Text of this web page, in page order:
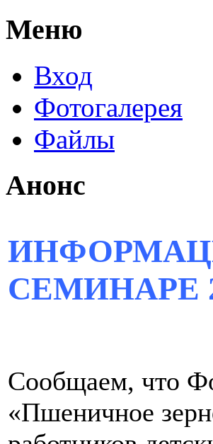
Меню
Вход
Фотогалерея
Файлы
Анонс
СЕМИНАРЕ
Сообщаем, что
«Пшеничное